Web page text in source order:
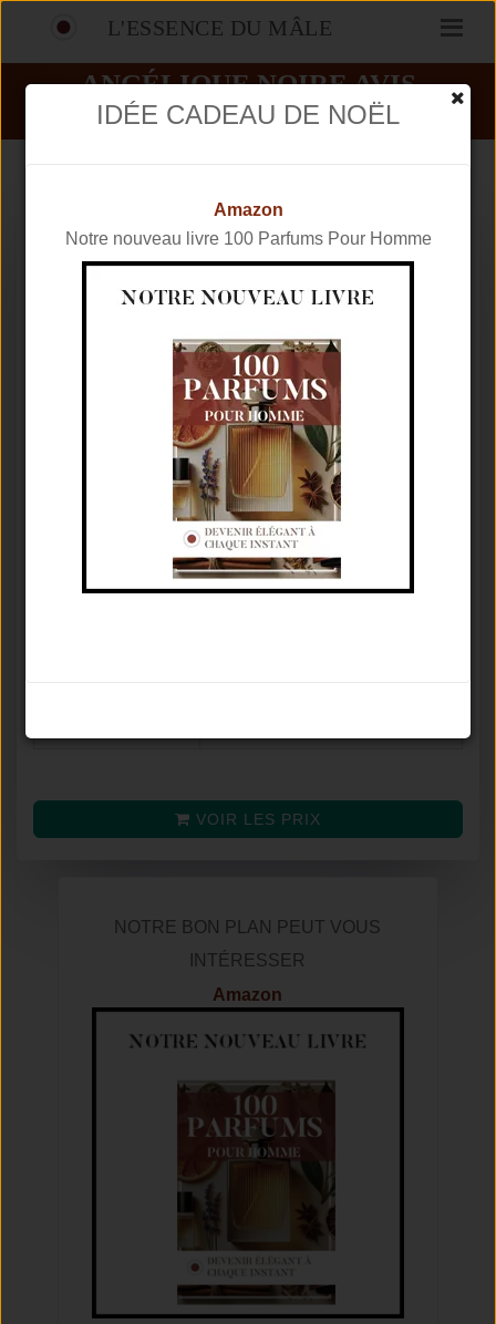
L'ESSENCE DU MÂLE
ANGÉLIQUE NOIRE AVIS
PARFUMS GUERLAIN ANGÉLIQUE NOIRE
GUERLAIN
Eau De Parfum♂
Ambré Floral
Tenue / Sillage /
De 6 À 12 Heures / Moyen /
VOIR LES PRIX
NOTRE BON PLAN PEUT VOUS
INTÉRESSER
Amazon
IDÉE CADEAU DE NOËL
Amazon
Notre nouveau livre 100 Parfums Pour Homme